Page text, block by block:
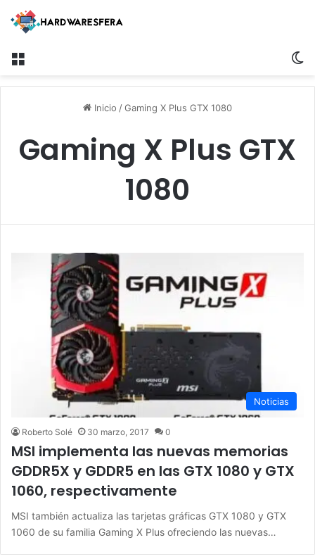
Inicio /Gaming X Plus GTX 1080
Gaming X Plus GTX
1080
Noticias
Roberto Solé 30 marzo, 2017 0
MSI implementa las nuevas memorias
GDDR5X y GDDR5 en las GTX 1080 y GTX
1060, respectivamente
MSI también actualiza las tarjetas gráficas GTX 1080 y GTX
1060 de su familia Gaming X Plus ofreciendo las nuevas…